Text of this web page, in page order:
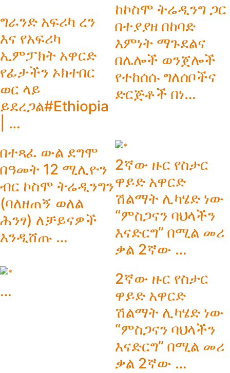
ግራንድ አፍሪካ ረን
እና የአፍሪካ
ኢምፓክት አዋርድ
የፊታችን ኦክተበር
ወር ላይ
ይደረጋል#Ethiopia
| …
ከኮስሞ ትሬዲንግ ጋር
በተያያዘ በከባድ
እምነት ማጉደልና
በሌሎች ወንጀሎች
የተከሰሱ ግለሰቦችና
ድርጅቶች በነ…
በተጻፈ ውል ደግሞ
በዓመት 12 ሚሊዮን
ብር ኮስሞ ትሬዲንግን
(ባለዘጠኝ ወለል
ሕንፃ) ለቻይናዎች
እንዲሸጡ …
2ኛው ዙር የስታር
ዋይድ አዋርድ
ሽልማት ሊካሄድ ነው
“ምስጋናን ባህላችን
እናድርግ” በሚል መሪ
ቃል 2ኛው …
…
2ኛው ዙር የስታር
ዋይድ አዋርድ
ሽልማት ሊካሄድ ነው
“ምስጋናን ባህላችን
እናድርግ” በሚል መሪ
ቃል 2ኛው …